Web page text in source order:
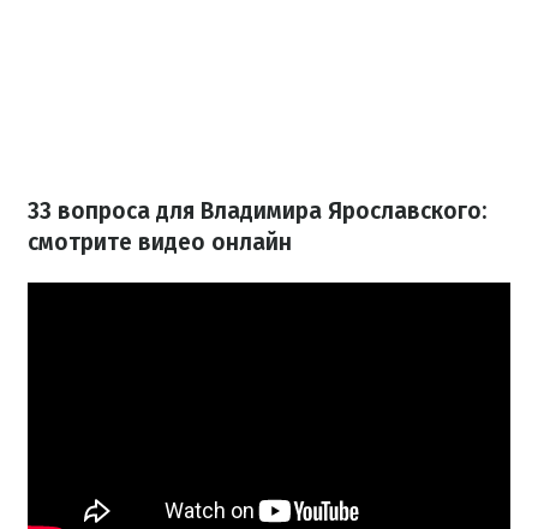
33 вопроса для Владимира Ярославского:
смотрите видео онлайн